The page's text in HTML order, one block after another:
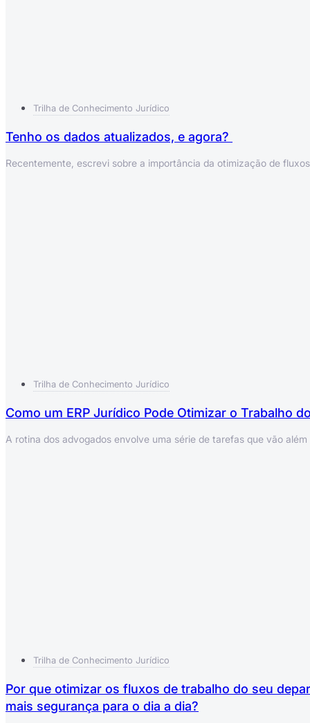
Trilha de Conhecimento Jurídico
Tenho os dados atualizados, e agora?
Recentemente, escrevi sobre a importância da otimização de
Trilha de Conhecimento Jurídico
Como um ERP Jurídico Pode Otimizar o Trabalho
A rotina dos advogados envolve uma série de tarefas que vão
Trilha de Conhecimento Jurídico
Por que otimizar os fluxos de trabalho do seu
mais segurança para o dia a dia?